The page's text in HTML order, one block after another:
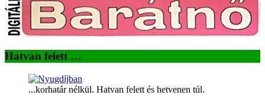
Hatvan felett …
...korhatár nélkül. Hatvan felett és hetvenen túl.